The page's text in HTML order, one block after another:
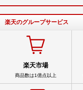
楽天のグループサービス
楽天市場
商品数は1億点以上